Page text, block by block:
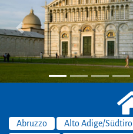
Previous
Abruzzo Alto Adige/Südtirol